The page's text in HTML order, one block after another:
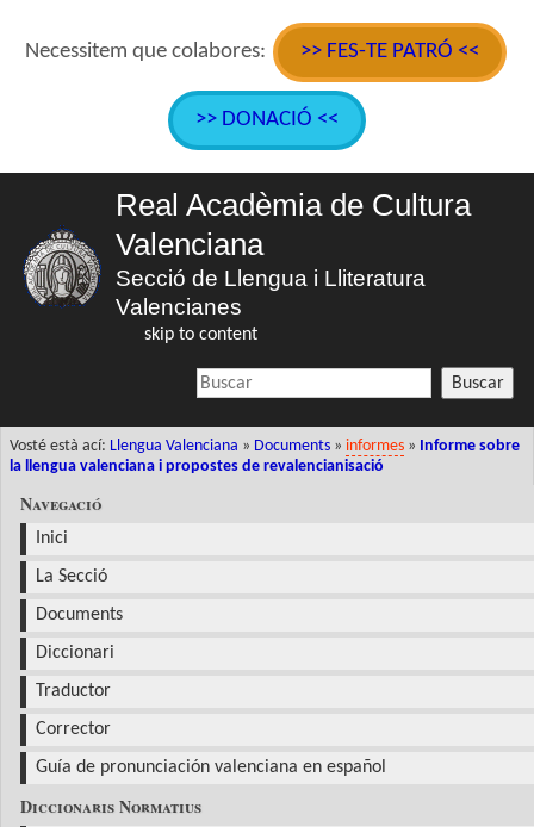
Necessitem que colabores: >> FES-TE PATRÓ <<
>> DONACIÓ <<
Real Acadèmia de Cultura
Valenciana
Secció de Llengua i Lliteratura
Valencianes
skip to content
Buscar
Vosté està ací: Llengua Valenciana » Documents »informes » Informe sobre
la llengua valenciana i propostes de revalencianisació
Navegació
Inici
La Secció
Documents
Diccionari
Traductor
Corrector
Guía de pronunciación valenciana en español
Diccionaris Normatius